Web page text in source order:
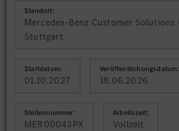
Standort:
Mercedes-Benz Customer Solutions
Stuttgart
Startdatum:
01.10.2027
Veröffentlichungsdatum:
18.06.2026
Stellennummer:
MER00043PX
Arbeitszeit:
Vollzeit